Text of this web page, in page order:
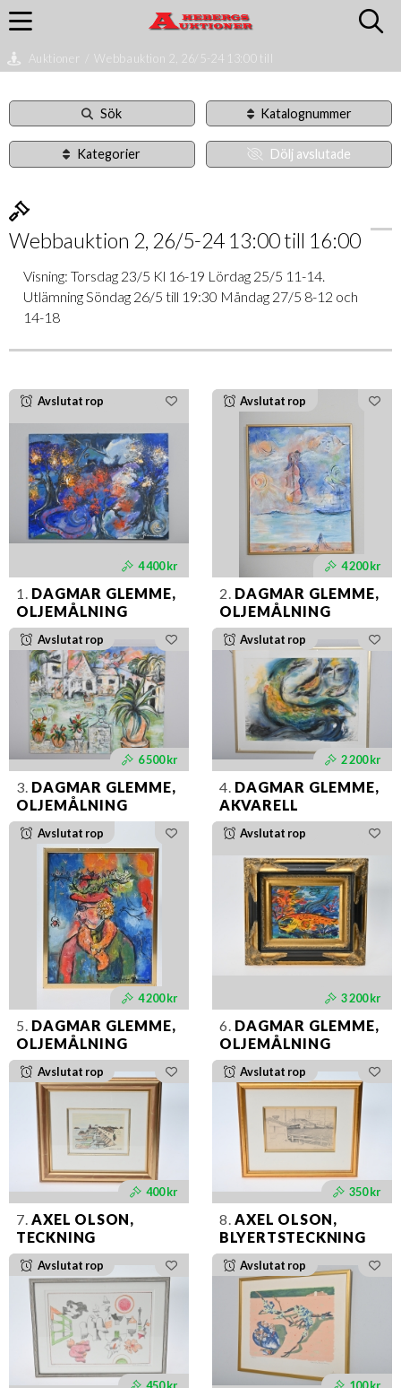
Auktioner Webbauktion 2, 26/5-24 13:00 till
Sök Katalognummer
Kategorier Dölj avslutade
Webbauktion 2, 26/5-24 13:00 till 16:00
Visning: Torsdag 23/5 Kl 16-19 Lördag 25/5 11-14.
Utlämning Söndag 26/5 till 19:30 Måndag 27/5 8-12 och
14-18
Avslutat rop
4 400 kr
1. DAGMAR GLEMME,
OLJEMÅLNING
Avslutat rop
4 200 kr
2. DAGMAR GLEMME,
OLJEMÅLNING
Avslutat rop
6 500 kr
3. DAGMAR GLEMME,
OLJEMÅLNING
Avslutat rop
2 200 kr
4. DAGMAR GLEMME,
AKVARELL
Avslutat rop
4 200 kr
5. DAGMAR GLEMME,
OLJEMÅLNING
Avslutat rop
3 200 kr
6. DAGMAR GLEMME,
OLJEMÅLNING
Avslutat rop
400 kr
7. AXEL OLSON,
TECKNING
Avslutat rop
350 kr
8. AXEL OLSON,
BLYERTSTECKNING
Avslutat rop Avslutat rop